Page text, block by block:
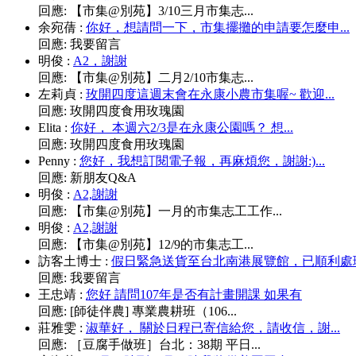
回應:
【市集@別苑】3/10三月市集志...
余宛蒨 : 你好，想請問一下，市集擺攤的申請要怎麼申...
回應: 我要留言
明俊 : A2，謝謝
回應:
【市集@別苑】二月2/10市集志...
左莉貞 : 玫開四度這週末會在永康小農市集喔~ 歡迎...
回應: 玫開四度食用玫瑰園
Elita : 你好， 本週六2/3是在永康公園嗎？ 想...
回應: 玫開四度食用玫瑰園
Penny : 您好，我想訂閱電子報，再麻煩您，謝謝:)...
回應: 新朋友Q&A
明俊 : A2,謝謝
回應:
【市集@別苑】一月的市集志工工作...
明俊 : A2,謝謝
回應:
【市集@別苑】12/9的市集志工...
訪客土博士 : 假日緊急送貨至台北南港展覽館，已順利處
回應: 我要留言
王忠靖 : 您好 請問107年是否有計畫開課 如果有
回應: [師徒伴農] 專業農耕班（106...
莊雅雯 : 淑華好， 關於日程已寄信給您，請收信，謝...
回應:
［豆腐手做班］台北：38期 平日...